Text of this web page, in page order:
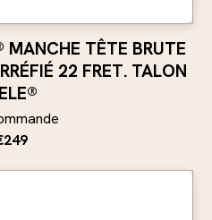
MANCHE TÊTE BRUTE
22 FRET. TALON